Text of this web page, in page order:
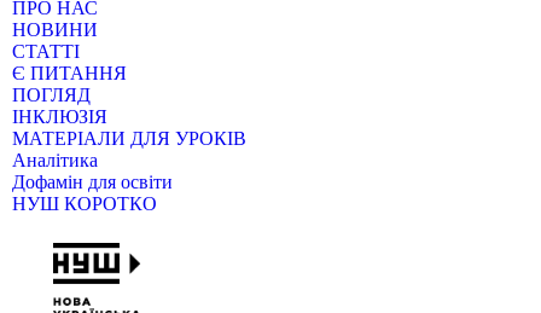
ПРО НАС
НОВИНИ
СТАТТІ
Є ПИТАННЯ
ПОГЛЯД
ІНКЛЮЗІЯ
МАТЕРІАЛИ ДЛЯ УРОКІВ
Аналітика
Дофамін для освіти
НУШ КОРОТКО